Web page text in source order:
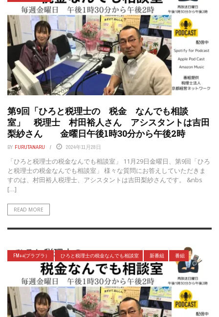
第9回「ひろと税理士の 税金 なんでも相談
室」 税理士 村田裕人さん アシスタントは吉田
梨紗さん 金曜日午後1時30分から午後2時
BY FURUTANARU 2024年11月28日
「ひろと税理士の税金なんでも相談室」 11月29日金曜日、第9回「ひろ
と税理士の税金なんでも相談室」 様々な質問にお答えしていただきま
すのは、村田裕人税理士、アシスタントは吉田梨紗さんです。 &nbs
[…]
READ MORE
FM++(プラプラ） ひろと税理士の税金なんでも相談室 新番組 番組